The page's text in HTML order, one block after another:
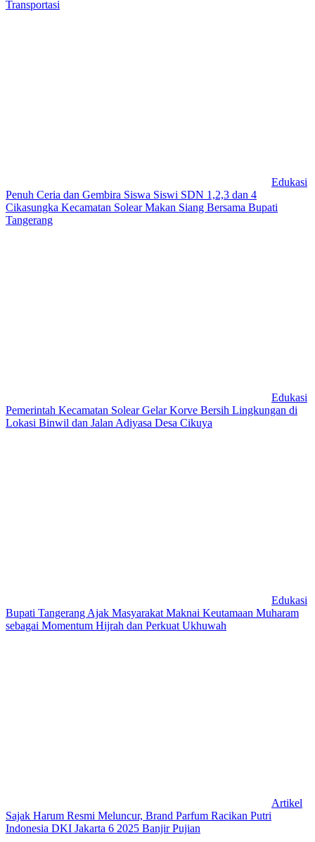
Transportasi
Edukasi
Penuh Ceria dan Gembira Siswa Siswi SDN 1,2,3 dan 4
Cikasungka Kecamatan Solear Makan Siang Bersama Bupati
Tangerang
Edukasi
Pemerintah Kecamatan Solear Gelar Korve Bersih Lingkungan di
Lokasi Binwil dan Jalan Adiyasa Desa Cikuya
Edukasi
Bupati Tangerang Ajak Masyarakat Maknai Keutamaan Muharam
sebagai Momentum Hijrah dan Perkuat Ukhuwah
Artikel
Sajak Harum Resmi Meluncur, Brand Parfum Racikan Putri
Indonesia DKI Jakarta 6 2025 Banjir Pujian